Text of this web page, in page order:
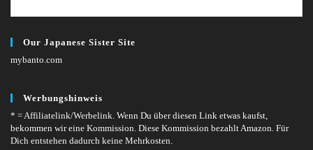
Our Japanese Sister Site
mybanto.com
Werbungshinweis
* = Affiliatelink/Werbelink. Wenn Du über diesen Link etwas kaufst,
bekommen wir eine Kommission. Diese Kommission bezahlt Amazon. Für
Dich entstehen dadurch keine Mehrkosten.